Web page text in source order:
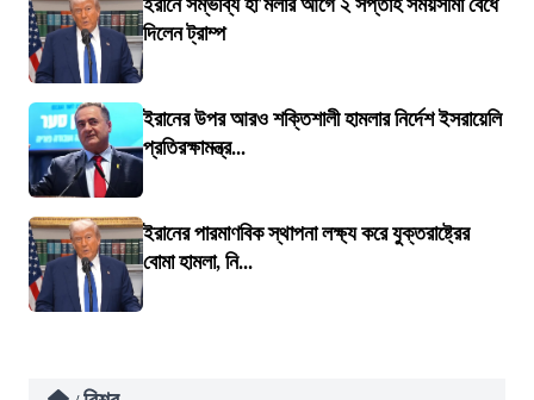
ইরানে সম্ভাব্য হা'মলার আগে ২ সপ্তাহ সময়সীমা বেঁধে
দিলেন ট্রাম্প
ইরানের উপর আরও শক্তিশালী হামলার নির্দেশ ইসরায়েলি
প্রতিরক্ষামন্ত্র...
ইরানের পারমাণবিক স্থাপনা লক্ষ্য করে যুক্তরাষ্ট্রের
বোমা হামলা, নি...